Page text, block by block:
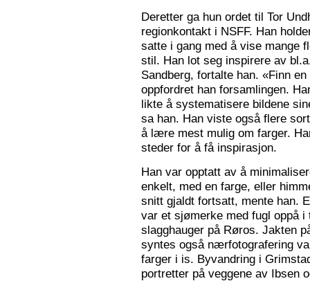
Deretter ga hun ordet til Tor
regionkontakt i NSFF. Han
satte i gang med å vise mange
stil. Han lot seg inspirere av
Sandberg, fortalte han. «Finn
oppfordret han forsamlingen.
likte å systematisere bildene
sa han. Han viste også flere
å lære mest mulig om farger.
steder for å få inspirasjon.
Han var opptatt av å
enkelt, med en farge, eller
snitt gjaldt fortsatt, mente han.
var et sjømerke med fugl oppå
slagghauger på Røros. Jakten
syntes også nærfotografering
farger i is. Byvandring i
portretter på veggene av Ibsen